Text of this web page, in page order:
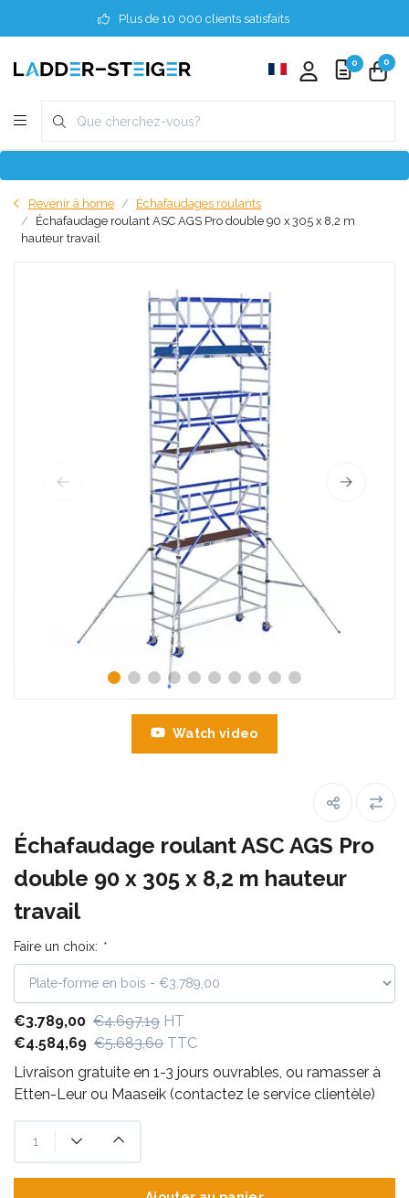
Plus de 10 000 clients satisfaits
0 0
Revenir à home
Échafaudages roulants
Échafaudage roulant ASC AGS Pro double 90 x 305 x 8,2 m
hauteur travail
Watch video
Échafaudage roulant ASC AGS Pro
double 90 x 305 x 8,2 m hauteur
travail
Faire un choix: *
€3.789,00 €4.697,19 HT
€4.584,69 €5.683,60 TTC
Livraison gratuite en 1-3 jours ouvrables, ou ramasser à
Etten-Leur ou Maaseik (contactez le service clientèle)